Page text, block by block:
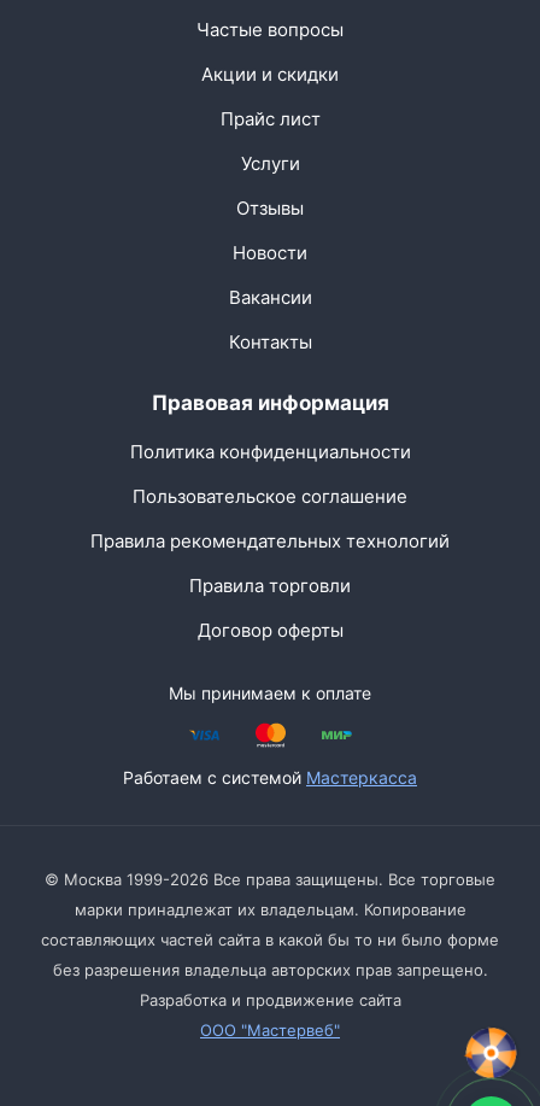
Частые вопросы
Акции и скидки
Прайс лист
Услуги
Отзывы
Новости
Вакансии
Контакты
Правовая информация
Политика конфиденциальности
Пользовательское соглашение
Правила рекомендательных технологий
Правила торговли
Договор оферты
Мы принимаем к оплате
Работаем с системой Мастеркасса
© Москва 1999-2026 Все права защищены. Все торговые
марки принадлежат их владельцам. Копирование
составляющих частей сайта в какой бы то ни было форме
без разрешения владельца авторских прав запрещено.
Разработка и продвижение сайта
ООО "Мастервеб"